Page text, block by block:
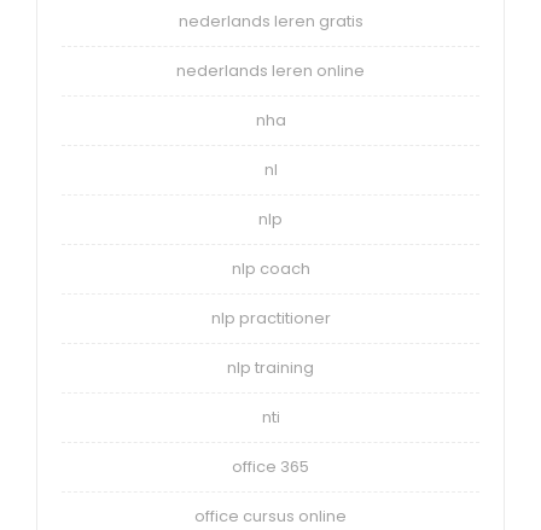
nederlands leren gratis
nederlands leren online
nha
nl
nlp
nlp coach
nlp practitioner
nlp training
nti
office 365
office cursus online